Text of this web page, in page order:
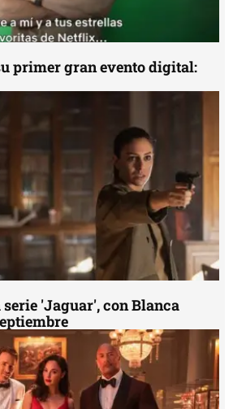
primer gran evento digital:
'Jaguar', con Blanca